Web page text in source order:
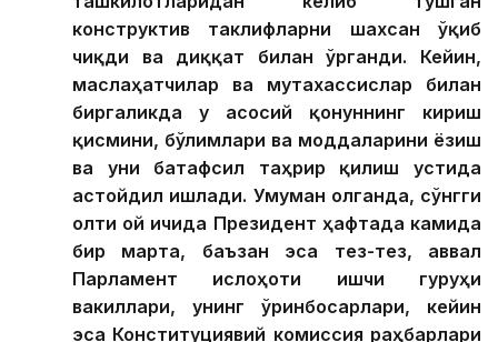
конструктив таклифларни шахсан ўқиб
чиқди ва диққат билан ўрганди. Кейин,
маслаҳатчилар ва мутахассислар билан
биргаликда у асосий қонуннинг кириш
қисмини, бўлимлари ва моддаларини ёзиш
ва уни батафсил таҳрир қилиш устида
астойдил ишлади. Умуман олганда, сўнгги
олти ой ичида Президент ҳафтада камида
бир марта, баъзан эса тез-тез, аввал
Парламент ислоҳоти ишчи гуруҳи
вакиллари, унинг ўринбосарлари, кейин
эса Конституциявий комиссия раҳбарлари